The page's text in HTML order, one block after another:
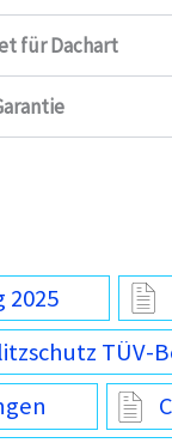
für Dachart
2025
TÜV-